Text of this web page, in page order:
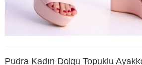
Pudra Kadın Dolgu Topuklu